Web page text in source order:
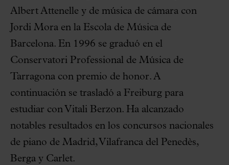
Albert Attenelle y de música de cámara con
Jordi Mora en la Escola de Música de
Barcelona. En 1996 se graduó en el
Conservatori Professional de Música de
Tarragona con premio de honor. A
continuación se trasladó a Freiburg para
estudiar con Vitali Berzon. Ha alcanzado
notables resultados en los concursos nacionales
de piano de Madrid, Vilafranca del Penedès,
Berga y Carlet.